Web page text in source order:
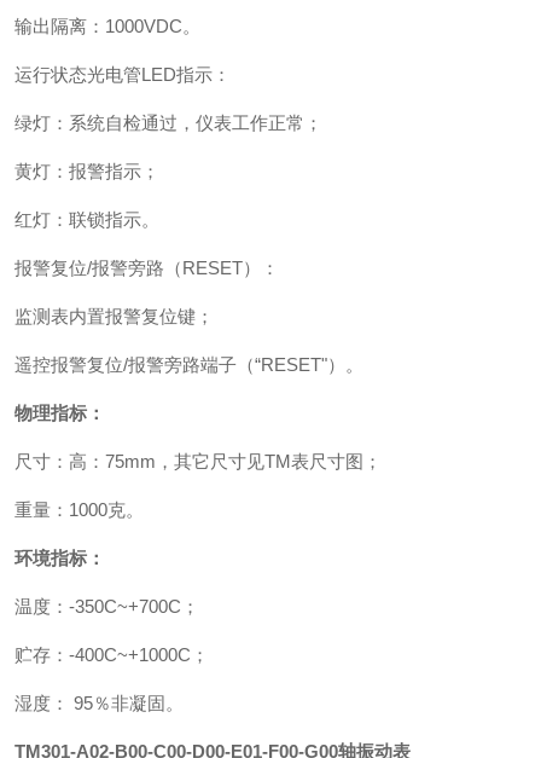
输出隔离： 1000VDC。
运行状态光电管LED指示：
绿灯：系统自检通过，仪表工作正常；
黄灯：报警指示；
红灯：联锁指示。
报警复位/报警旁路（RESET）：
监测表内置报警复位键；
遥控报警复位/报警旁路端子（“RESET"）。
物理指标：
尺寸：高： 75mm ，其它尺寸见TM表尺寸图；
重量： 1000克。
环境指标：
温度： -350C~+700C ；
贮存： -400C~+1000C ；
湿度： 95％非凝固。
TM301-A02-B00-C00-D00-E01-F00-G00轴振动表